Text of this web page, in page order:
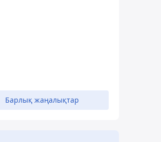
Барлық жаңалықтар